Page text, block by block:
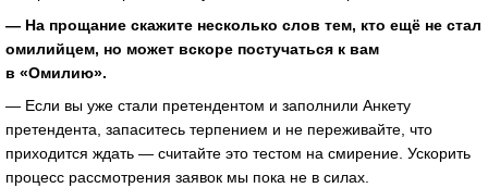
— На прощание скажите несколько слов тем, кто ещё не стал
омилийцем, но может вскоре постучаться к вам
в «Омилию».
— Если вы уже стали претендентом и заполнили Анкету
претендента, запаситесь терпением и не переживайте, что
приходится ждать — считайте это тестом на смирение. Ускорить
процесс рассмотрения заявок мы пока не в силах.